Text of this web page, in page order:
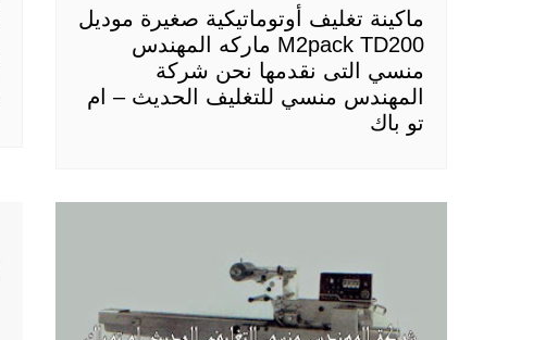
ماكينة تغليف أوتوماتيكية صغيرة موديل
M2pack TD200 ماركه المهندس
منسي التى نقدمها نحن شركة
المهندس منسي للتغليف الحديث – ام
تو باك